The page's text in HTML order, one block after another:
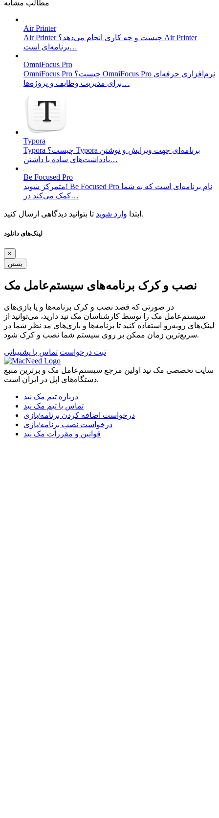
مطالب مشابه
Air Printer
Air Printer چیست و چه کاری انجام می‌دهد؟ Air Printer
برنامه‌ای است…
OmniFocus Pro
OmniFocus Pro چیست؟ OmniFocus Pro نرم‌افزاری حرفه‌ای
برای مدیریت وظایف و پروژه‌ها…
Typora
Typora چیست؟ Typora برنامه‌ای جهت ویرایش و نوشتن
یادداشت‌های ساده با داشتن…
Be Focused Pro
متمرکز شوید! Be Focused Pro نام برنامه‌ای است که به شما
کمک می‌کند در…
ابتدا وارد شوید تا بتوانید دیدگاهی ارسال کنید.
لینک‌های دانلود
×
بستن
نصب و کرک برنامه‌های سیستم‌عامل مک
در صورتی که قصد نصب و کرک برنامه‌ها و یا بازی‌های
سیستم‌عامل مک را توسط کارشناسان مک نید دارید، می‌توانید از
لینک‌های رو‌به‌رو استفاده کنید تا برنامه‌ها و بازی‌های مد نظر شما در
سریع‌ترین زمان ممکن بر روی سیستم شما نصب و کرک شود.
ثبت درخواست تماس با پشتیبانی
سایت تخصصی مک نید اولین مرجع سیستم‌عامل مک و برترین منبع
دستگاه‌های اپل در ایران است.
درباره تیم مک نید
تماس با تیم مک نید
درخواست اضافه کردن برنامه/بازی
درخواست نصب برنامه/بازی
قوانین و مقررات مک نید